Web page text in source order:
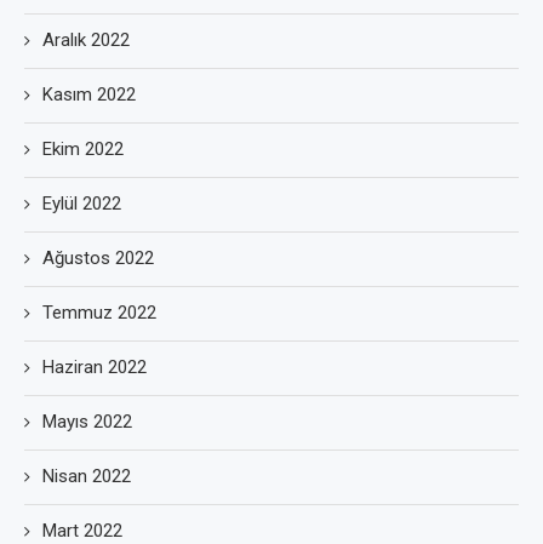
Aralık 2022
Kasım 2022
Ekim 2022
Eylül 2022
Ağustos 2022
Temmuz 2022
Haziran 2022
Mayıs 2022
Nisan 2022
Mart 2022